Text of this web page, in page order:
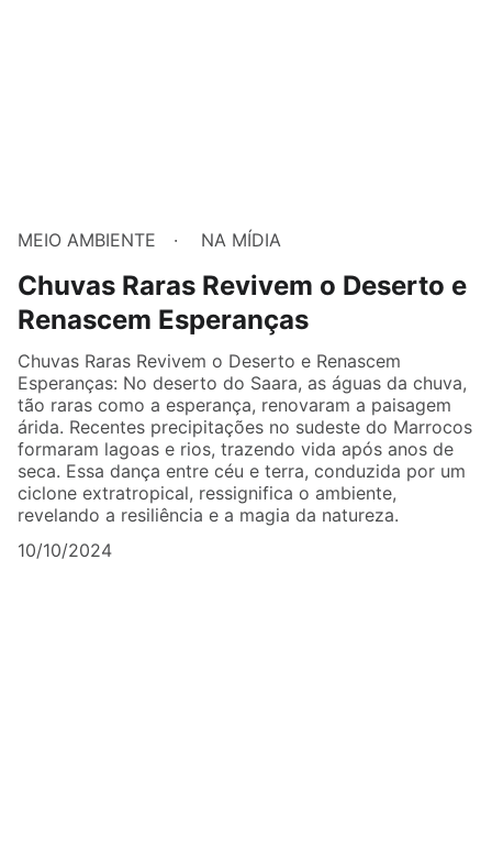
MEIO AMBIENTE NA MÍDIA
Chuvas Raras Revivem o Deserto e
Renascem Esperanças
Chuvas Raras Revivem o Deserto e Renascem
Esperanças: No deserto do Saara, as águas da chuva,
tão raras como a esperança, renovaram a paisagem
árida. Recentes precipitações no sudeste do Marrocos
formaram lagoas e rios, trazendo vida após anos de
seca. Essa dança entre céu e terra, conduzida por um
ciclone extratropical, ressignifica o ambiente,
revelando a resiliência e a magia da natureza.
10/10/2024